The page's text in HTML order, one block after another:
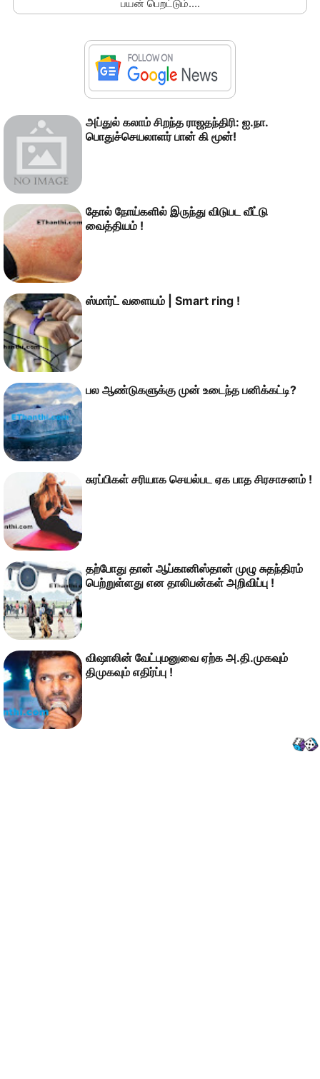
பயன் பெறட்டும்....
அப்துல் கலாம் சிறந்த ராஜதந்திரி: ஐ.நா.
பொதுச்செயலாளர் பான் கி மூன்!
தோல் நோய்களில் இருந்து விடுபட வீட்டு
வைத்தியம் !
ஸ்மார்ட் வளையம் | Smart ring !
பல ஆண்டுகளுக்கு முன் உடைந்த பனிக்கட்டி?
சுரப்பிகள் சரியாக செயல்பட ஏக பாத சிரசாசனம் !
தற்போது தான் ஆப்கானிஸ்தான் முழு சுதந்திரம்
பெற்றுள்ளது என தாலிபன்கள் அறிவிப்பு !
விஷாலின் வேட்புமனுவை ஏற்க அ.தி.முகவும்
திமுகவும் எதிர்ப்பு !